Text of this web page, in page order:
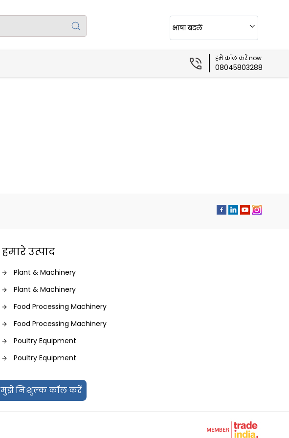
भाषा बदलें
हमें कॉल करें now
08045803288
हमारे उत्पाद
Plant & Machinery
Plant & Machinery
Food Processing Machinery
Food Processing Machinery
Poultry Equipment
Poultry Equipment
Food Processing Machinery
Food Processing Machinery
मुझे निःशुल्क कॉल करें